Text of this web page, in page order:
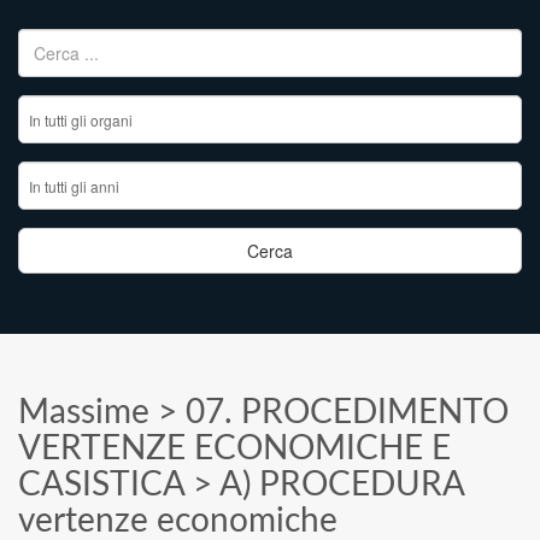
Ricerca per:
Massime > 07. PROCEDIMENTO
VERTENZE ECONOMICHE E
CASISTICA> A) PROCEDURA
vertenze economiche